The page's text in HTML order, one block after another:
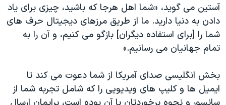
دادگاه حمید نوری
چهل سال گروگان‌گیری
قانون شفافیت دارائی کادر رهبری ایران
اعتراضات مردمی آبان ۹۸
اسرائیل در جنگ
آستين می گويد، «شما اهل هرجا که باشيد، چيزی برای ياد
دادن به دنيا داريد. ما از طريق مرزهای ديجيتال حرف های
شما را [برای استفاده ديگران] بازگو می کنيم، و آن را به
تمام جهانيان می رسانيم.»
بخش انگلیسی صدای آمريکا از شما دعوت می کند تا
ايميل ها و کليپ های ويديويی را که شامل تجربه شما از